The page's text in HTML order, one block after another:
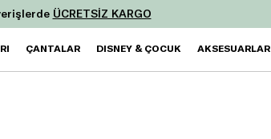
ÜCRETSİZ KARGO
ÇANTALAR DISNEY & ÇOCUK AKSESUARLAR